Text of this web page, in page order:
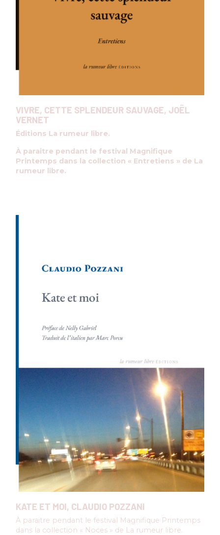
VIVRE, CETTE SPLENDEUR SAUVAGE, JOËL
VERNET
Éditions La rumeur libre.
À paraitre pendant le festival Magnifique
Printemps dans la collection « Entretiens » de La
rumeur libre.
KATE ET MOI, CLAUDIO POZZANI
À paraitre pendant le festival Magnifique Printemps
dans la collection « Noces » de La rumeur libre.